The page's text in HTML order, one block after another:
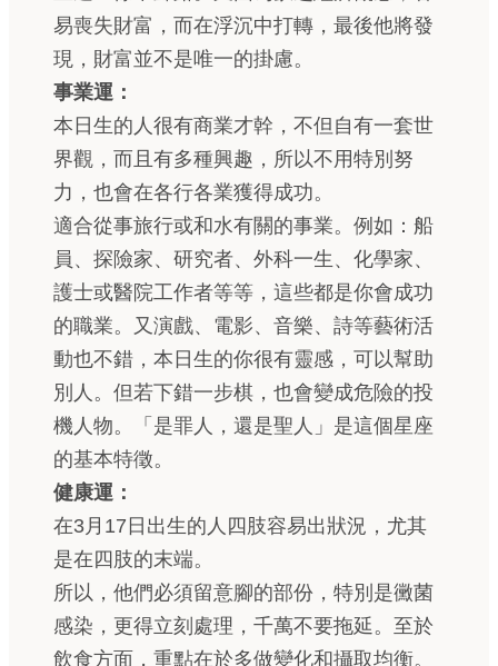
易喪失財富，而在浮沉中打轉，最後他將發
現，財富並不是唯一的掛慮。
事業運：
本日生的人很有商業才幹，不但自有一套世
界觀，而且有多種興趣，所以不用特別努
力，也會在各行各業獲得成功。
適合從事旅行或和水有關的事業。例如：船
員、探險家、研究者、外科一生、化學家、
護士或醫院工作者等等，這些都是你會成功
的職業。又演戲、電影、音樂、詩等藝術活
動也不錯，本日生的你很有靈感，可以幫助
別人。但若下錯一步棋，也會變成危險的投
機人物。「是罪人，還是聖人」是這個星座
的基本特徵。
健康運：
在3月17日出生的人四肢容易出狀況，尤其
是在四肢的末端。
所以，他們必須留意腳的部份，特別是黴菌
感染，更得立刻處理，千萬不要拖延。至於
飲食方面，重點在於多做變化和攝取均衡。